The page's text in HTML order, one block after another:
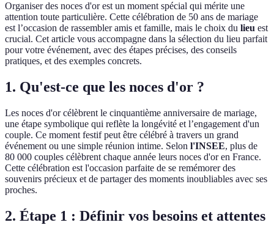
Organiser des noces d'or est un moment spécial qui mérite une
attention toute particulière. Cette célébration de 50 ans de mariage
est l’occasion de rassembler amis et famille, mais le choix du lieu est
crucial. Cet article vous accompagne dans la sélection du lieu parfait
pour votre événement, avec des étapes précises, des conseils
pratiques, et des exemples concrets.
1. Qu'est-ce que les noces d'or ?
Les noces d'or célèbrent le cinquantième anniversaire de mariage,
une étape symbolique qui reflète la longévité et l’engagement d'un
couple. Ce moment festif peut être célébré à travers un grand
événement ou une simple réunion intime. Selon l'INSEE, plus de
80 000 couples célèbrent chaque année leurs noces d'or en France.
Cette célébration est l'occasion parfaite de se remémorer des
souvenirs précieux et de partager des moments inoubliables avec ses
proches.
2. Étape 1 : Définir vos besoins et attentes